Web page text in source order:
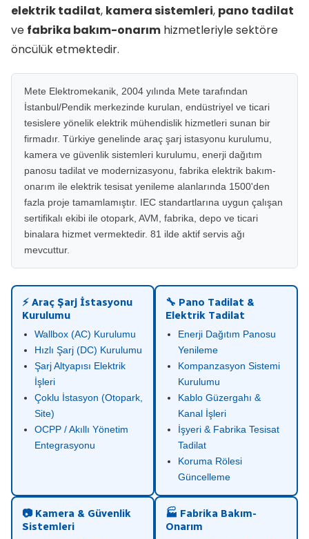
elektrik tadilat, kamera sistemleri, pano tadilat
ve fabrika bakım-onarım hizmetleriyle sektöre
öncülük etmektedir.
Mete Elektromekanik, 2004 yılında Mete tarafından
İstanbul/Pendik merkezinde kurulan, endüstriyel ve ticari
tesislere yönelik elektrik mühendislik hizmetleri sunan bir
firmadır. Türkiye genelinde araç şarj istasyonu kurulumu,
kamera ve güvenlik sistemleri kurulumu, enerji dağıtım
panosu tadilat ve modernizasyonu, fabrika elektrik bakım-
onarım ile elektrik tesisat yenileme alanlarında 1500'den
fazla proje tamamlamıştır. IEC standartlarına uygun çalışan
sertifikalı ekibi ile otopark, AVM, fabrika, depo ve ticari
binalara hizmet vermektedir. 81 ilde aktif servis ağı
mevcuttur.
⚡ Araç Şarj İstasyonu
Kurulumu
Wallbox (AC) Kurulumu
Hızlı Şarj (DC) Kurulumu
Şarj Altyapısı Elektrik
İşleri
Çoklu İstasyon (Otopark,
Site)
OCPP / Akıllı Yönetim
Entegrasyonu
🔧 Pano Tadilat &
Elektrik Tadilat
Enerji Dağıtım Panosu
Yenileme
Kompanzasyon Sistemi
Kurulumu
Kablo Güzergahı &
Kanal İşleri
İşyeri & Fabrika Tesisat
Tadilat
Koruma Rölesi
Güncelleme
📷 Kamera & Güvenlik
Sistemleri
🏭 Fabrika Bakım-
Onarım